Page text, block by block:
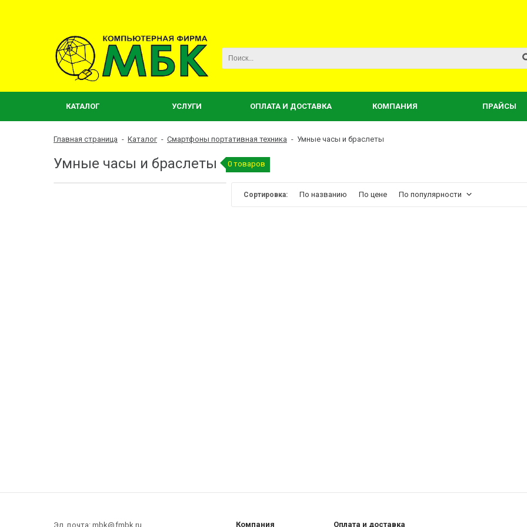
КАТАЛОГ УСЛУГИ ОПЛАТА И ДОСТАВКА КОМПАНИЯ ПРАЙСЫ
Главная страница - Каталог - Смартфоны портативная техника - Умные часы и браслеты
Умные часы и браслеты 0 товаров
Сортировка: По названию По цене По популярности
Эл. почта: mbk@fmbk.ru Компания Оплата и доставка